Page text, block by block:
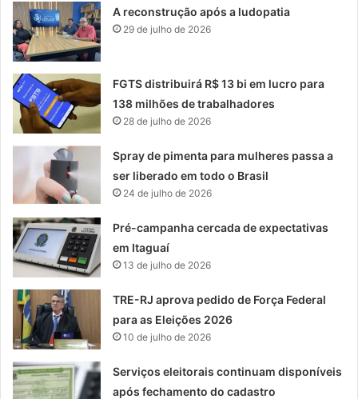
A reconstrução após a ludopatia
29 de julho de 2026
FGTS distribuirá R$ 13 bi em lucro para
138 milhões de trabalhadores
28 de julho de 2026
Spray de pimenta para mulheres passa a
ser liberado em todo o Brasil
24 de julho de 2026
Pré-campanha cercada de expectativas
em Itaguaí
13 de julho de 2026
TRE-RJ aprova pedido de Força Federal
para as Eleições 2026
10 de julho de 2026
Serviços eleitorais continuam disponíveis
após fechamento do cadastro